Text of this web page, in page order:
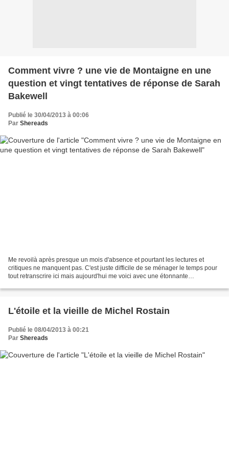
Comment vivre ? une vie de Montaigne en une
question et vingt tentatives de réponse de Sarah
Bakewell
Publié le 30/04/2013 à 00:06
Par Shereads
Me revoilà après presque un mois d'absence et pourtant les lectures et
critiques ne manquent pas. C'est juste difficile de se ménager le temps pour
tout retranscrire ici mais aujourd'hui me voici avec une étonnante
L'étoile et la vieille de Michel Rostain
Publié le 08/04/2013 à 00:21
Par Shereads